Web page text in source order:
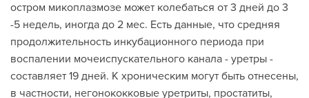
остром микоплазмозе может колебаться от 3 дней до 3
-5 недель, иногда до 2 мес. Есть данные, что средняя
продолжительность инкубационного периода при
воспалении мочеиспускательного канала - уретры -
составляет 19 дней. К хроническим могут быть отнесены,
в частности, негонококковые уретриты, простатиты,